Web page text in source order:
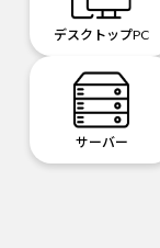
デスクトップPC
サーバー